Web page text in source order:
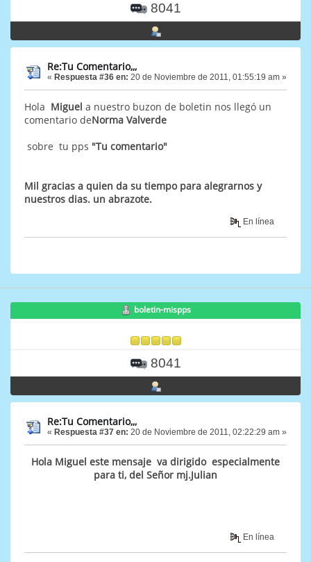
8041
Re:Tu Comentario,,,
« Respuesta #36 en: 20 de Noviembre de 2011, 01:55:19 am »
Hola Miguel a nuestro buzon de boletin nos llegó un
comentario deNorma Valverde
sobre tu pps "Tu comentario"
Mil gracias a quien da su tiempo para alegrarnos y
nuestros dias. un abrazote.
En línea
boletin-mispps
8041
Re:Tu Comentario,,,
« Respuesta #37 en: 20 de Noviembre de 2011, 02:22:29 am »
Hola Miguel este mensaje va dirigido especialmente
para ti, del Señor mj.Julian
En línea